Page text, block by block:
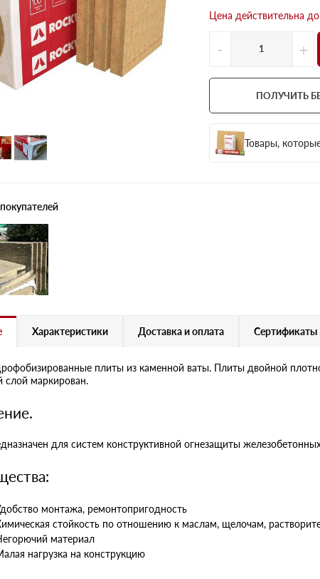
Цена действительна
- +
ПОЛУЧИТЬ
Товары,
Характеристики Доставка и оплата Сертификаты
плиты из каменной ваты. Плиты двойной
слой маркирован.
для систем конструктивной огнезащиты
монтажа, ремонтопригодность
стойкость по отношению к маслам, щелочам,
материал
нагрузка на конструкцию